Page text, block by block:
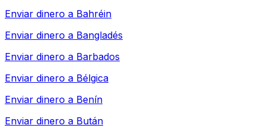
Enviar dinero a Bahréin
Enviar dinero a Bangladés
Enviar dinero a Barbados
Enviar dinero a Bélgica
Enviar dinero a Benín
Enviar dinero a Bután